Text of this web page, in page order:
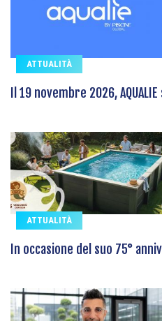
ATTUALITÀ
Il 19 novembre 2026,
ATTUALITÀ
In occasione del suo 75°